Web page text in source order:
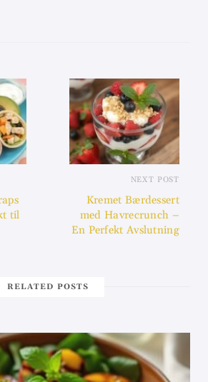
til
NEXT POST
Kremet Bærdessert
med Havrecrunch –
En Perfekt Avslutning
RELATED POSTS